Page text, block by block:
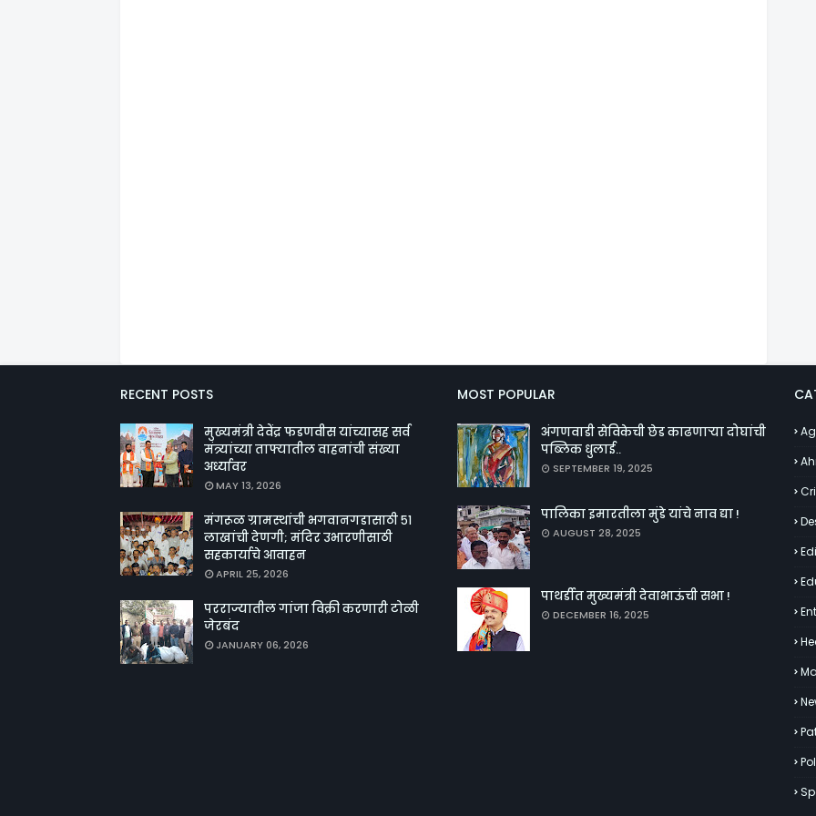
RECENT POSTS
मुख्यमंत्री देवेंद्र फडणवीस यांच्यासह सर्व
मंत्र्यांच्या ताफ्यातील वाहनांची संख्या
अर्ध्यावर
MAY 13, 2026
मंगरूळ ग्रामस्थांची भगवानगडासाठी ५१
लाखांची देणगी; मंदिर उभारणीसाठी
सहकार्याचे आवाहन
APRIL 25, 2026
परराज्यातील गांजा विक्री करणारी टोळी
जेरबंद
JANUARY 06, 2026
MOST POPULAR
अंगणवाडी सेविकेची छेड काढणाऱ्या दोघांची
पब्लिक धुलाई..
SEPTEMBER 19, 2025
पालिका इमारतीला मुंडे यांचे नाव द्या !
AUGUST 28, 2025
पाथर्डीत मुख्यमंत्री देवाभाऊंची सभा !
DECEMBER 16, 2025